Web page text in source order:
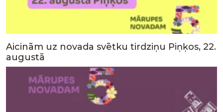
Aicinām uz novada svētku tirdziņu Piņķos, 22.
augustā